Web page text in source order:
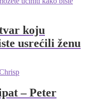
koju
usrećili ženu
– Peter